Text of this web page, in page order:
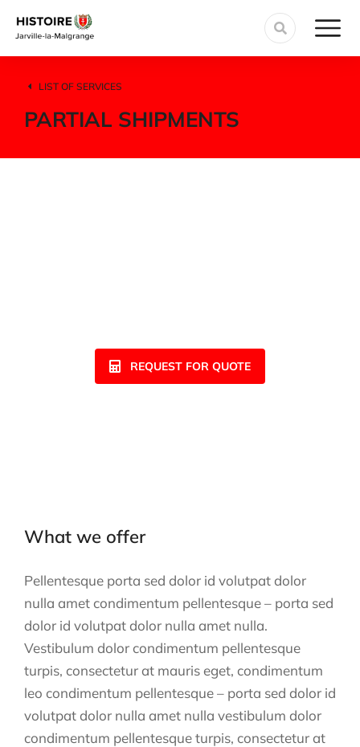
LIST OF SERVICES
PARTIAL SHIPMENTS
REQUEST FOR QUOTE
What we offer
Pellentesque porta sed dolor id volutpat dolor
nulla amet condimentum pellentesque – porta sed
dolor id volutpat dolor nulla amet nulla.
Vestibulum dolor condimentum pellentesque
turpis, consectetur at mauris eget, condimentum
leo condimentum pellentesque – porta sed dolor id
volutpat dolor nulla amet nulla vestibulum dolor
condimentum pellentesque turpis, consectetur at